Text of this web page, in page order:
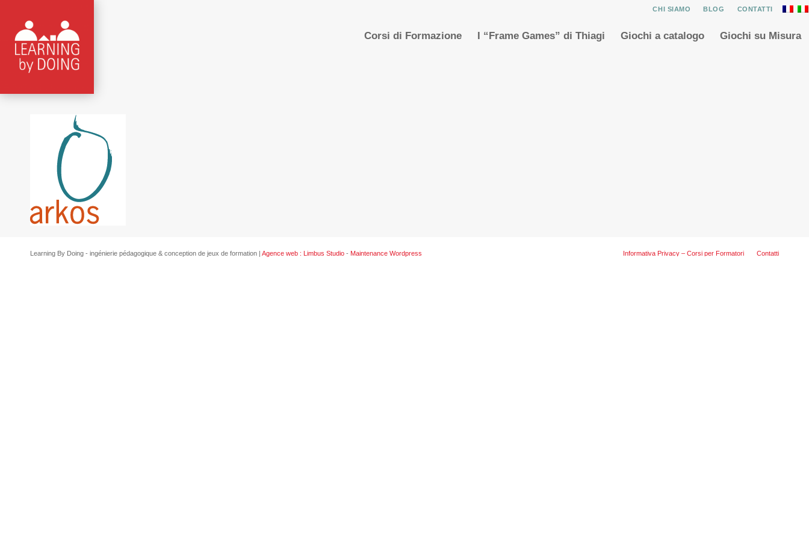
CHI SIAMO BLOG CONTATTI
Corsi di Formazione I “Frame Games” di Thiagi Giochi a catalogo Giochi su Misura
Learning By Doing - ingénierie pédagogique & conception de jeux de formation | Agence web : Limbus Studio - Maintenance Wordpress Informativa Privacy – Corsi per Formatori Contatti